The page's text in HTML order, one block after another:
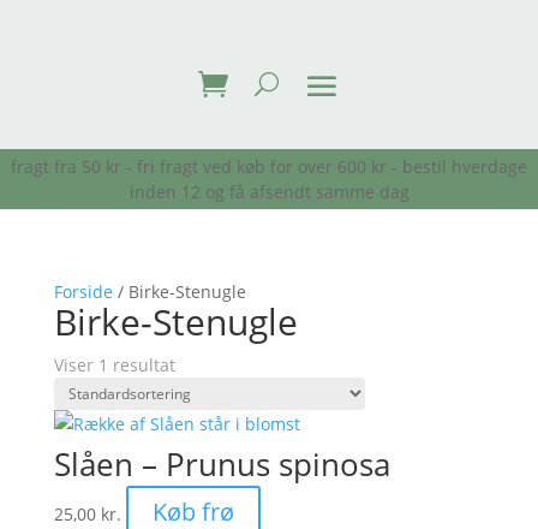
fragt fra 50 kr - fri fragt ved køb for over 600 kr - bestil hverdage
inden 12 og få afsendt samme dag
Forside / Birke-Stenugle
Birke-Stenugle
Viser 1 resultat
Slåen – Prunus spinosa
25,00 kr. Køb frø